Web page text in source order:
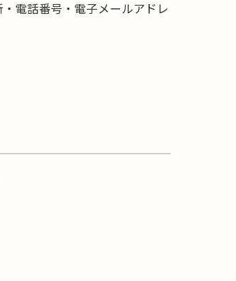
電話番号・電子メールアドレ